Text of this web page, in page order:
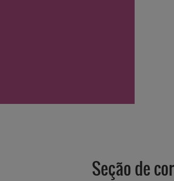
Seção de